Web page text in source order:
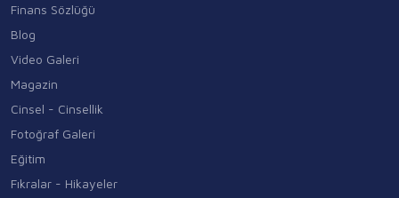
Finans Sözlüğü
Blog
Video Galeri
Magazin
Cinsel - Cinsellik
Fotoğraf Galeri
Eğitim
Fıkralar - Hikayeler